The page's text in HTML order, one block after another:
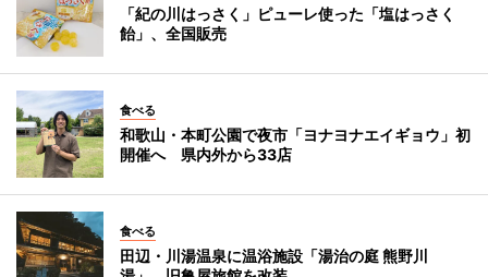
「紀の川はっさく」ピューレ使った「塩はっさく
飴」、全国販売
食べる
和歌山・本町公園で夜市「ヨナヨナエイギョウ」初
開催へ 県内外から33店
食べる
田辺・川湯温泉に温浴施設「湯治の庭 熊野川